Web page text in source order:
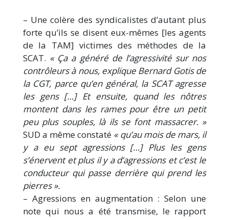
– Une colère des syndicalistes d’autant plus
forte qu’ils se disent eux-mêmes [les agents
de la TAM] victimes des méthodes de la
SCAT. « Ça a généré de l’agressivité sur nos
contrôleurs à nous, explique Bernard Gotis de
la CGT, parce qu’en général, la SCAT agresse
les gens […] Et ensuite, quand les nôtres
montent dans les rames pour être un petit
peu plus souples, là ils se font massacrer. »
SUD a même constaté « qu’au mois de mars, il
y a eu sept agressions […] Plus les gens
s’énervent et plus il y a d’agressions et c’est le
conducteur qui passe derrière qui prend les
pierres ».
– Agressions en augmentation : Selon une
note qui nous a été transmise, le rapport